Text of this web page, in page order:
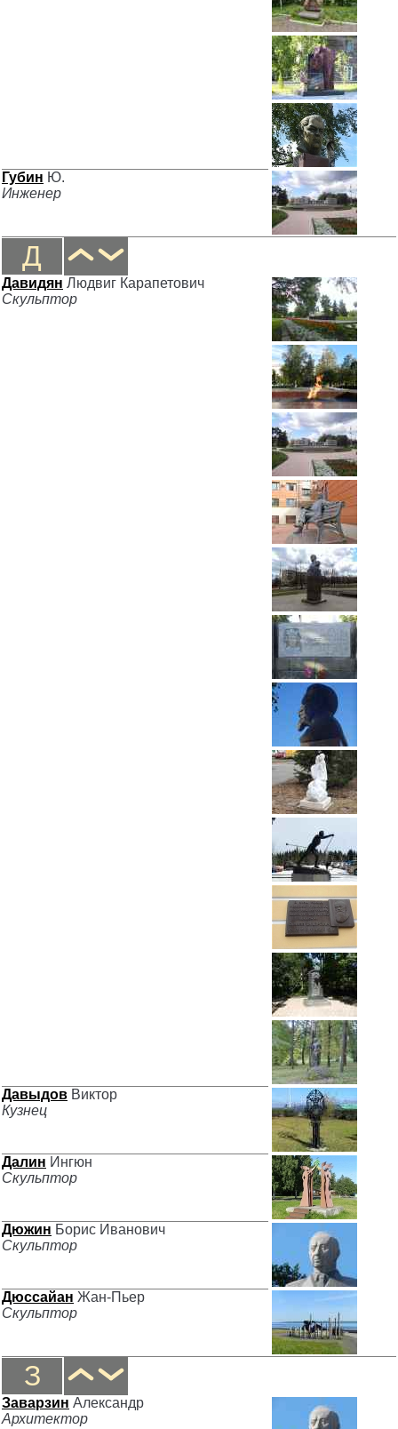
Губин Ю.
Инженер
Д
Давидян Людвиг Карапетович
Скульптор
Давыдов Виктор
Кузнец
Далин Ингюн
Скульптор
Дюжин Борис Иванович
Скульптор
Дюссайан Жан-Пьер
Скульптор
З
Заварзин Александр
Архитектор